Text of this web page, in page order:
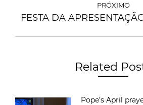
PRÓXIMO
FESTA DA
Related
Pope’s April